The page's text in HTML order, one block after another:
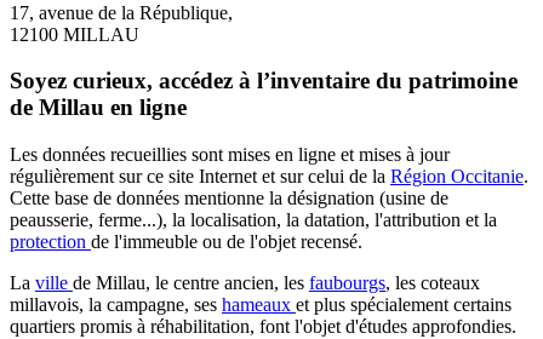
17, avenue de la République,
12100 MILLAU
Soyez curieux, accédez à l’inventaire du patrimoine
de Millau en ligne
Les données recueillies sont mises en ligne et mises à jour
régulièrement sur ce site Internet et sur celui de la Région Occitanie.
Cette base de données mentionne la désignation (usine de
peausserie, ferme...), la localisation, la datation, l'attribution et la
protection de l'immeuble ou de l'objet recensé.
La ville de Millau, le centre ancien, les faubourgs, les coteaux
millavois, la campagne, ses hameaux et plus spécialement certains
quartiers promis à réhabilitation, font l'objet d'études approfondies.